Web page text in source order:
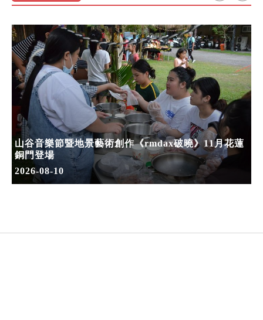
山谷音樂節暨地景藝術創作《rmdax破曉》11月花蓮
銅門登場
2026-08-10